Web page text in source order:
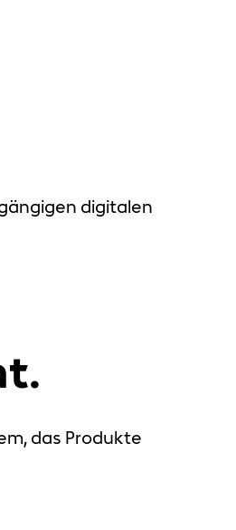
digitalen
das Produkte